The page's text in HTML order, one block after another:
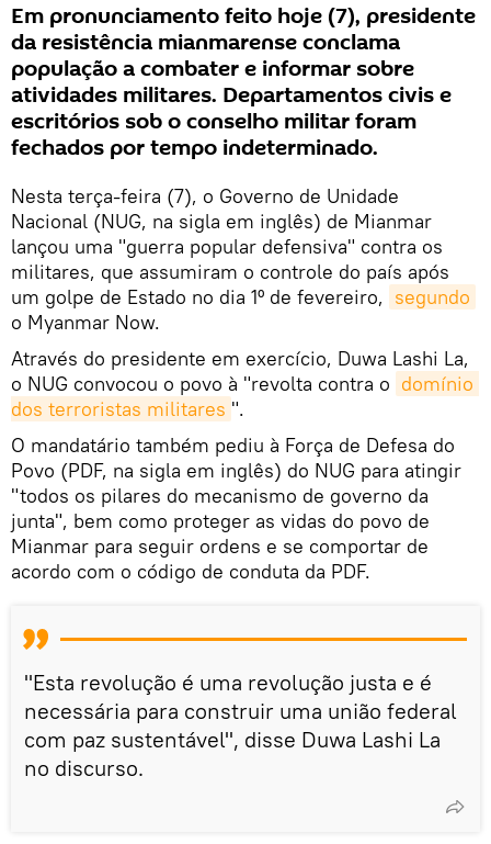
Em pronunciamento feito hoje (7), presidente
da resistência mianmarense conclama
população a combater e informar sobre
atividades militares. Departamentos civis e
escritórios sob o conselho militar foram
fechados por tempo indeterminado.
Nesta terça-feira (7), o Governo de Unidade
Nacional (NUG, na sigla em inglês) de Mianmar
lançou uma "guerra popular defensiva" contra os
militares, que assumiram o controle do país após
um golpe de Estado no dia 1º de fevereiro, segundo
o Myanmar Now.
Através do presidente em exercício, Duwa Lashi La,
o NUG convocou o povo à "revolta contra o domínio
dos terroristas militares ".
O mandatário também pediu à Força de Defesa do
Povo (PDF, na sigla em inglês) do NUG para atingir
"todos os pilares do mecanismo de governo da
junta", bem como proteger as vidas do povo de
Mianmar para seguir ordens e se comportar de
acordo com o código de conduta da PDF.
"Esta revolução é uma revolução justa e é
necessária para construir uma união federal
com paz sustentável", disse Duwa Lashi La
no discurso.